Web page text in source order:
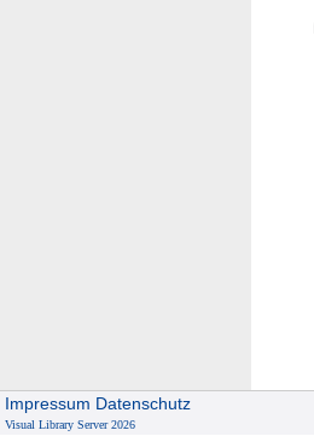
Impressum Datenschutz
Visual Library Server 2026